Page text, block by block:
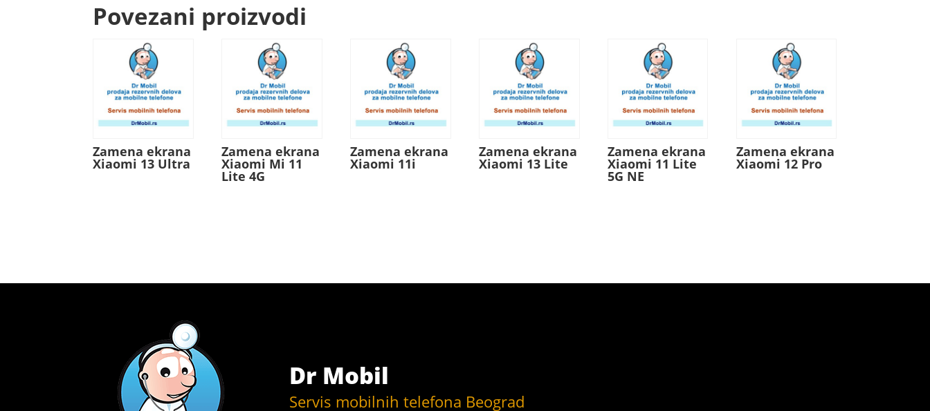
Povezani proizvodi
Zamena ekrana
Xiaomi 13 Ultra
Zamena ekrana
Xiaomi Mi 11
Lite 4G
Zamena ekrana
Xiaomi 11i
Zamena ekrana
Xiaomi 13 Lite
Zamena ekrana
Xiaomi 11 Lite
5G NE
Zamena ekrana
Xiaomi 12 Pro
Dr Mobil
Servis mobilnih telefona Beograd